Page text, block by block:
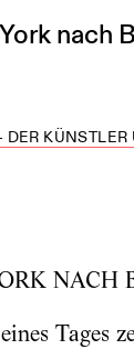
nach
DER
NACH
Tages